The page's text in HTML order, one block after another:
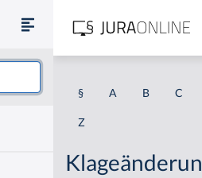
§ A B C
Z